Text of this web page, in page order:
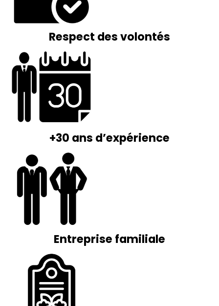
Respect des volontés
+30 ans d’expérience
Entreprise familiale